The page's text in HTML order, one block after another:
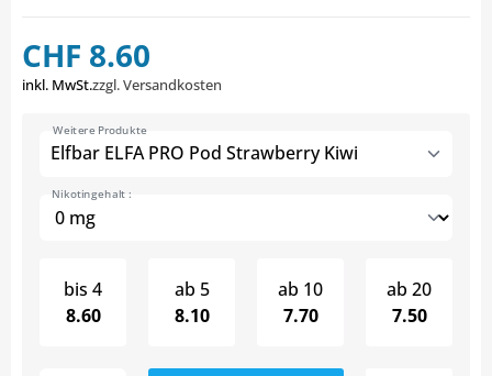
CHF 8.60
inkl. MwSt.zzgl. Versandkosten
Elfbar ELFA PRO Pod Strawberry Kiwi
Weitere Produkte
Nikotingehalt :
bis 4
8.60
ab 5
8.10
ab 10
7.70
ab 20
7.50